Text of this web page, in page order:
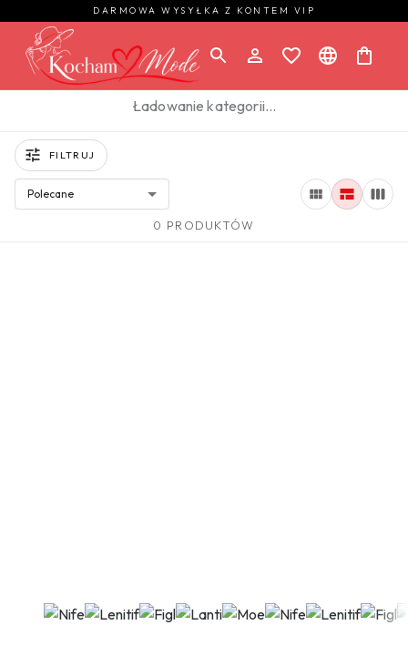
DARMOWA WYSYŁKA Z KONTEM VIP
Ładowanie kategorii…
FILTRUJ
Polecane
0 PRODUKTÓW